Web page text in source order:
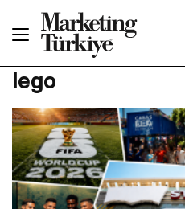
lego
Haberler
Yaratıcı İşler
Dergiler